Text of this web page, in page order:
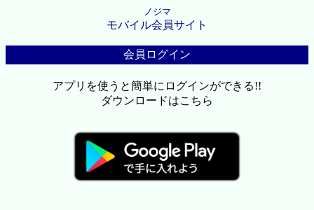
ノジマ
モバイル会員サイト
会員ログイン
アプリを使うと簡単にログインができる!!
ダウンロードはこちら